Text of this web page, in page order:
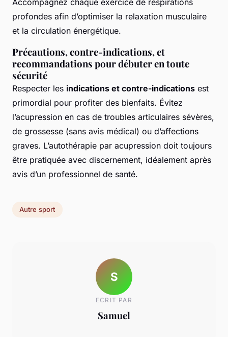
profondes afin d’optimiser la relaxation musculaire
et la circulation énergétique.
Précautions, contre-indications, et
recommandations pour débuter en toute
sécurité
Respecter les indications et contre-indications est
primordial pour profiter des bienfaits. Évitez
l’acupression en cas de troubles articulaires sévères,
de grossesse (sans avis médical) ou d’affections
graves. L’autothérapie par acupression doit toujours
être pratiquée avec discernement, idéalement après
avis d’un professionnel de santé.
Autre sport
S
ECRIT PAR
Samuel